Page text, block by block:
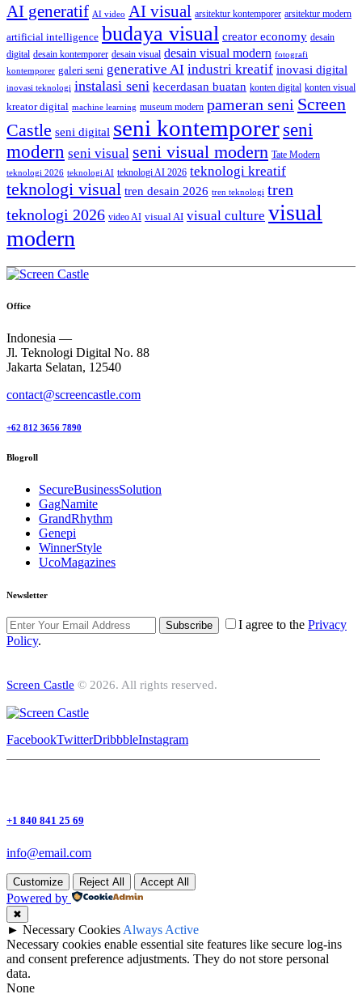
AI generatif AI video AI visual arsitektur kontemporer arsitektur modern
artificial intelligence budaya visual creator economy desain
digital desain kontemporer desain visual desain visual modern fotografi
kontemporer galeri seni generative AI industri kreatif inovasi digital
inovasi teknologi instalasi seni kecerdasan buatan konten digital konten visual
kreator digital machine learning museum modern pameran seni Screen
Castle seni digital seni kontemporer seni
modern seni visual seni visual modern Tate Modern
teknologi 2026 teknologi AI teknologi AI 2026 teknologi kreatif
teknologi visual tren desain 2026 tren teknologi tren
teknologi 2026 video AI visual AI visual culture visual
modern
Office
Indonesia —
Jl. Teknologi Digital No. 88
Jakarta Selatan, 12540
contact@screencastle.com
+62 812 3656 7890
Blogroll
SecureBusinessSolution
GagNamite
GrandRhythm
Genepi
WinnerStyle
UcoMagazines
Newsletter
Subscribe I agree to the Privacy
Policy.
Screen Castle © 2026. All rights reserved.
FacebookTwitterDribbbleInstagram
+1 840 841 25 69
info@email.com
Customize Reject All Accept All
Powered by
✖
► Necessary Cookies Always Active
Necessary cookies enable essential site features like secure log-ins
and consent preference adjustments. They do not store personal
data.
None